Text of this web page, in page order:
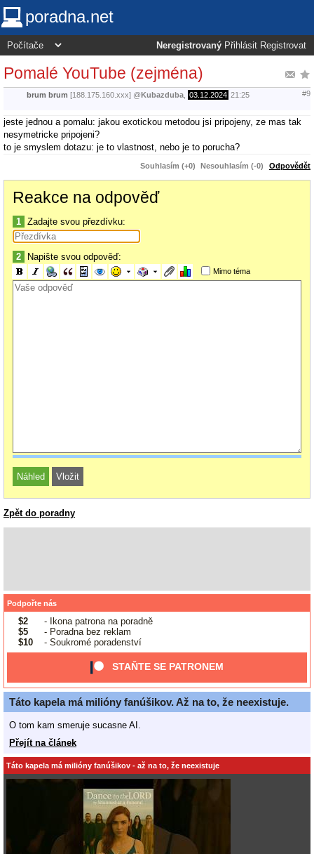
poradna.net
Neregistrovaný Přihlásit Registrovat
Pomalé YouTube (zejména)
brum brum [188.175.160.xxx] @Kubazduba 03.12.2024 21:25 #9
jeste jednou a pomalu: jakou exotickou metodou jsi pripojeny, ze mas tak
nesymetricke pripojeni?
to je smyslem dotazu: je to vlastnost, nebo je to porucha?
Souhlasím (+0) Nesouhlasím (-0) Odpovědět
Reakce na odpověď
1 Zadajte svou přezdívku:
2 Napište svou odpověď:
Mimo téma
Zpět do poradny
Podpořte nás
$2
- Ikona patrona na poradně
$5
- Poradna bez reklam
$10
- Soukromé poradenství
STAŇTE SE PATRONEM
Táto kapela má milióny fanúšikov. Až na to, že neexistuje.
O tom kam smeruje sucasne AI.
Přejít na článek
Táto kapela má milióny fanúšikov - až na to, že neexistuje